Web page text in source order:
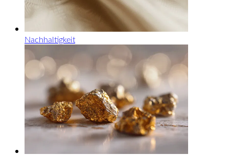
Nachhaltigkeit